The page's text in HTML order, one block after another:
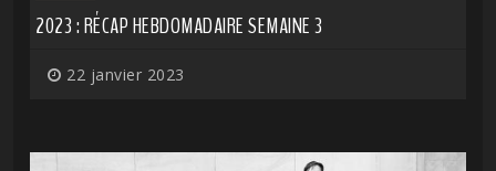
2023 : RÉCAP HEBDOMADAIRE SEMAINE 3
22 janvier 2023